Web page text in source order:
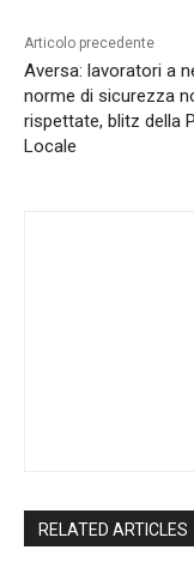
Articolo precedente
Aversa: lavoratori a
norme di sicurezza
rispettate, blitz della
Locale
RELATED ARTICLES